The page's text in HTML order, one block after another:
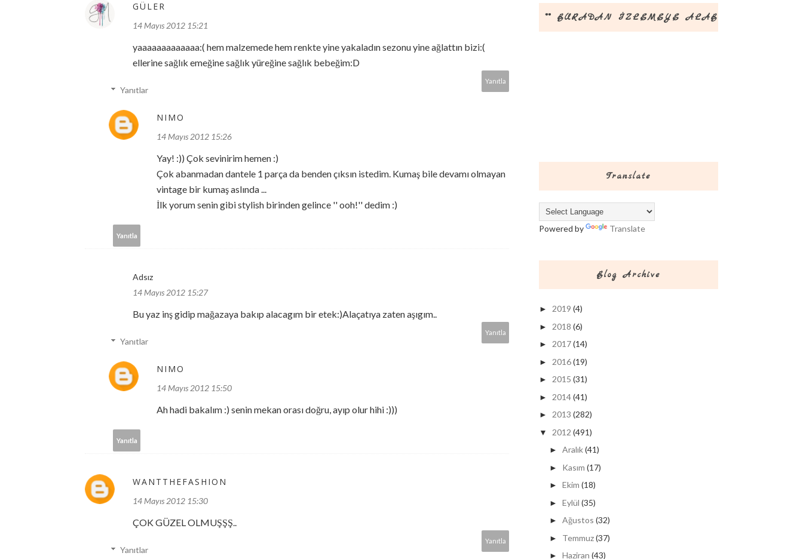
GÜLER
14 Mayıs 2012 15:21
yaaaaaaaaaaaaa:( hem malzemede hem renkte yine yakaladın sezonu yine ağlattın bizi:(
ellerine sağlık emeğine sağlık yüreğine sağlık bebeğim:D
Yanıtla
Yanıtlar
NIMO
14 Mayıs 2012 15:26
Yay! :)) Çok sevinirim hemen :)
Çok abanmadan dantele 1 parça da benden çıksın istedim. Kumaş bile devamı olmayan
vintage bir kumaş aslında ...
İlk yorum senin gibi stylish birinden gelince '' ooh!'' dedim :)
Yanıtla
Adsız
14 Mayıs 2012 15:27
Bu yaz inş gidip mağazaya bakıp alacagım bir etek:)Alaçatıya zaten aşıgım..
Yanıtla
Yanıtlar
NIMO
14 Mayıs 2012 15:50
Ah hadi bakalım :) senin mekan orası doğru, ayıp olur hihi :)))
Yanıtla
WANTTHEFASHION
14 Mayıs 2012 15:30
ÇOK GÜZEL OLMUŞŞŞ..
Yanıtla
Yanıtlar
** BURADAN İZLEMEYE ALABİLİRSİNİZ **
Translate
Powered by Translate
Blog Archive
► 2019 (4)
► 2018 (6)
► 2017(14)
► 2016(19)
► 2015 (31)
► 2014(41)
► 2013 (282)
▼ 2012 (491)
► Aralık(41)
► Kasım (17)
► Ekim (18)
► Eylül (35)
► Ağustos (32)
► Temmuz(37)
► Haziran (43)